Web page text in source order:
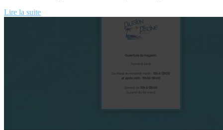
Lire la suite